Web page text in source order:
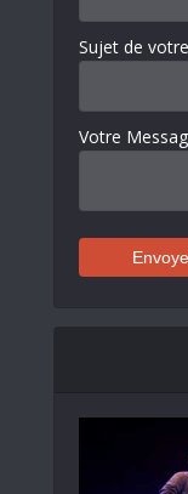
Sujet de
Votre